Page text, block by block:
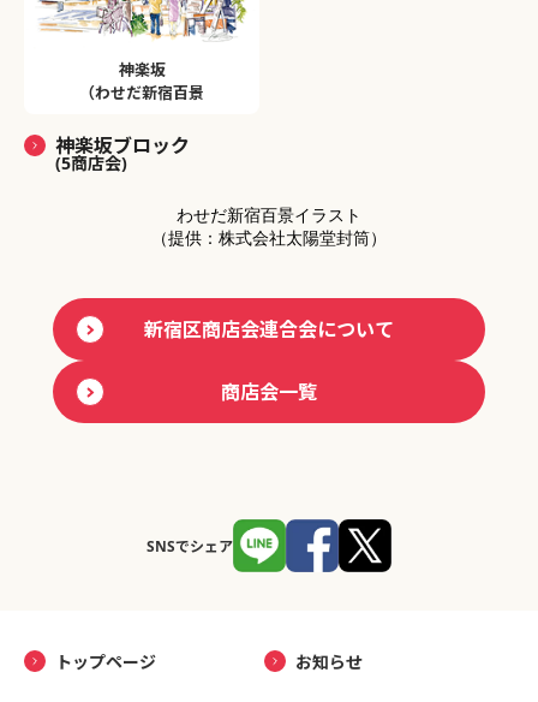
神楽坂
（わせだ新宿百景
神楽坂ブロック
(5商店会)
わせだ新宿百景イラスト
（提供：株式会社太陽堂封筒）
新宿区商店会連合会について
商店会一覧
SNSでシェア
トップページ お知らせ